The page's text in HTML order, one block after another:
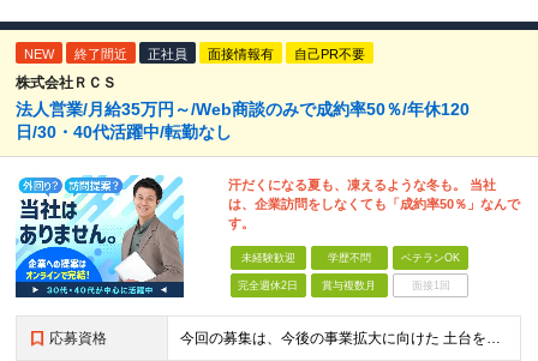
NEW 終了間近 正社員 面接情報有 自己PR不要
株式会社ＲＣＳ
法人営業/月給35万円～/Web商談のみで成約率50％/年休120
日/30・40代活躍中/転勤なし
汗だくになる夏も、凍えるような冬も。 当社
は、企業訪問をしなくても「成約率50％」なんで
す。
未経験歓迎 学歴不問 ベテランOK
完全週休2日 賞与複数月 面接1回
応募資格 今回の募集は、今後の事業拡大に向けた 土台を築いていくための"増員"募集です。 急な欠員や業務過多が理由の急募ではなく、 先を見据えた『育成前提』の採用なので、 少しでも興味があればぜひご応募くださ